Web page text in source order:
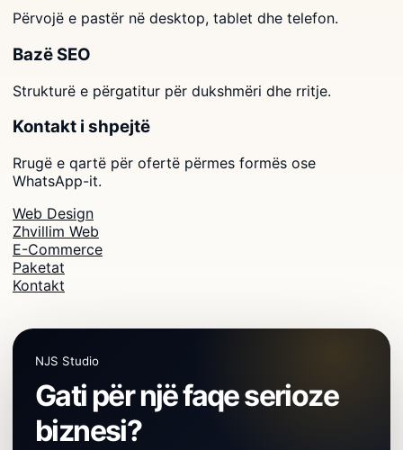
Përvojë e pastër në desktop, tablet dhe telefon.
Bazë SEO
Strukturë e përgatitur për dukshmëri dhe rritje.
Kontakt i shpejtë
Rrugë e qartë për ofertë përmes formës ose
WhatsApp-it.
Web Design
Zhvillim Web
E-Commerce
Paketat
Kontakt
NJS Studio
Gati për një faqe serioze
biznesi?